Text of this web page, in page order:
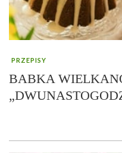
PRZEPISY
BABKA